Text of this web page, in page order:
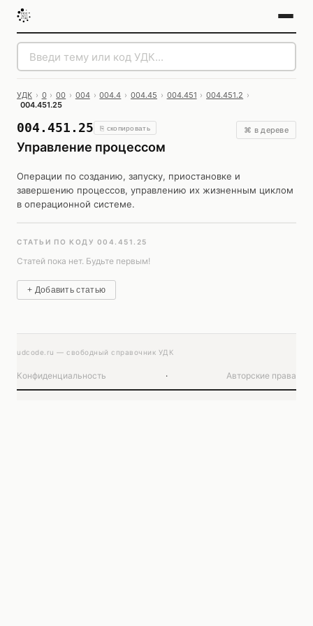
УДК › 0 › 00 › 004 › 004.4 › 004.45 › 004.451 › 004.451.2 ›
004.451.25
004.451.25 ⎘ скопировать
Управление процессом
⌘ в дереве
Операции по созданию, запуску, приостановке и
завершению процессов, управлению их жизненным циклом
в операционной системе.
СТАТЬИ ПО КОДУ 004.451.25
Статей пока нет. Будьте первым!
+ Добавить статью
udcode.ru — свободный справочник УДК
Конфиденциальность · Авторские права